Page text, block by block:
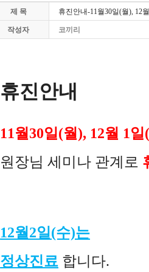
제 목 휴진안내-11월30일(월), 12
작성자 코끼리
휴진안내
11월30일(월), 12월 1일
원장님 세미나 관계로
12월2일(수)는
정상진료 합니다.